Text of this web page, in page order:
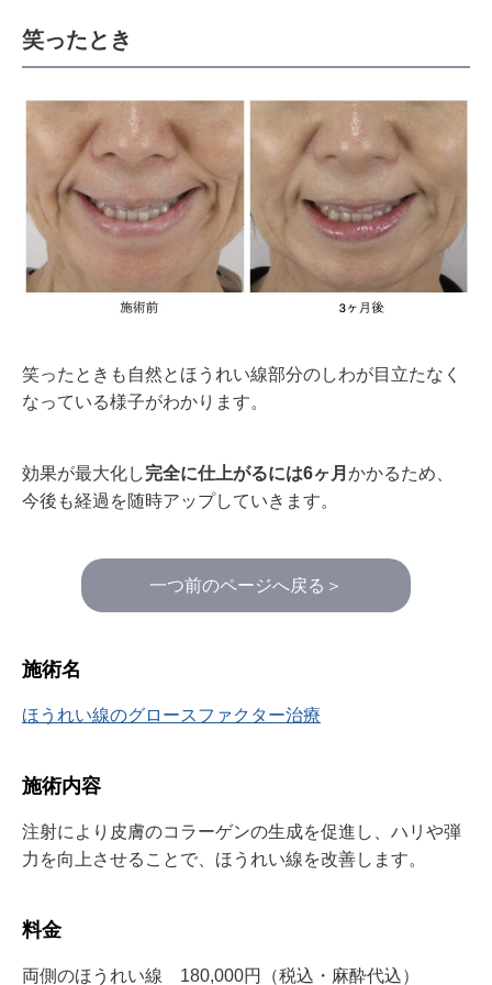
笑ったとき
笑ったときも自然とほうれい線部分のしわが目立たなく
なっている様子がわかります。
効果が最大化し完全に仕上がるには6ヶ月 かかるため、
今後も経過を随時アップしていきます。
一つ前のページへ戻る＞
施術名
ほうれい線のグロースファクター治療
施術内容
注射により皮膚のコラーゲンの生成を促進し、ハリや弾
力を向上させることで、ほうれい線を改善します。
料金
両側のほうれい線 180,000円（税込・麻酔代込）